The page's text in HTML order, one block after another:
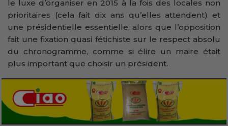
le luxe d’organiser en 2015 à la fois des locales non
prioritaires (cela fait dix ans qu’elles attendent) et
une présidentielle essentielle, alors que l’opposition
fait une fixation quasi fétichiste sur le respect absolu
du chronogramme, comme si élire un maire était
plus important que choisir un président.